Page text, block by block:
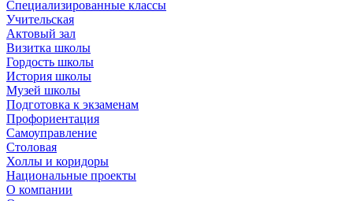
Специализированные классы
Учительская
Актовый зал
Визитка школы
Гордость школы
История школы
Музей школы
Подготовка к экзаменам
Профориентация
Самоуправление
Столовая
Холлы и коридоры
Национальные проекты
О компании